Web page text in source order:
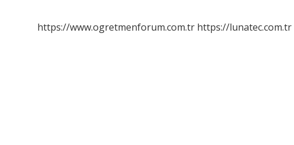
Becerileri
https://www.ogretmenforum.com.tr https://lunatec.com.tr